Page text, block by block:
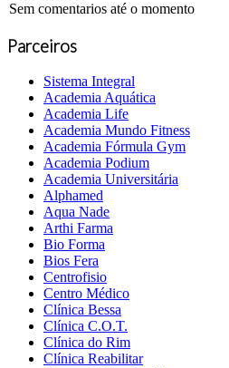
Sem comentarios até o momento
Parceiros
Sistema Integral
Academia Aquática
Academia Life
Academia Mundo Fitness
Academia Fórmula Gym
Academia Podium
Academia Universitária
Alphamed
Aqua Nade
Arthi Farma
Bio Forma
Bios Fera
Centrofisio
Centro Médico
Clínica Bessa
Clínica C.O.T.
Clínica do Rim
Clínica Reabilitar